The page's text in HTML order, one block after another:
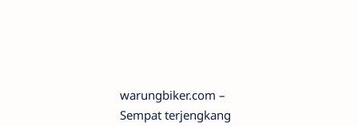
warungbiker.com –
Sempat terjengkang